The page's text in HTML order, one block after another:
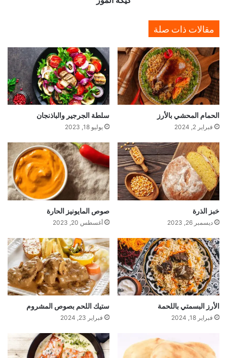
مقالات ذات صلة
الحمام المحشي بالأرز
فبراير 2, 2024
سلطة الجرجير والباذنجان
يوليو 18, 2023
خبز الذرة
ديسمبر 26, 2023
صوص المايونيز الحارة
أغسطس 20, 2023
الأرز البسمتي باللحمة
فبراير 18, 2024
ستيك اللحم بصوص المشروم
فبراير 23, 2024